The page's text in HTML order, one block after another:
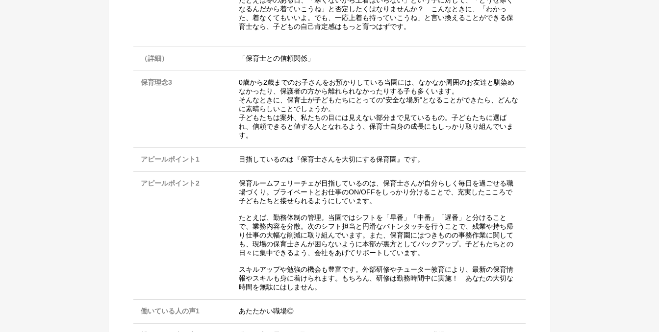
なるんだから着ていこうね」と否定したくはなりませんか？ こんなときに、「わかっ
た、着なくてもいいよ。でも、一応上着も持っていこうね」と言い換えることができる保
育士なら、子どもの自己肯定感はもっと育つはずです。
（詳細） 「保育士との信頼関係」
保育理念3
0歳から2歳までのお子さんをお預かりしている当園には、なかなか周囲のお友達と馴染め
なかったり、保護者の方から離れられなかったりする子も多くいます。
そんなときに、保育士が子どもたちにとっての“安全な場所”となることができたら、どんな
に素晴らしいことでしょうか。
子どもたちは案外、私たちの目には見えない部分まで見ているもの。子どもたちに選ば
れ、信頼できると値する人となれるよう、保育士自身の成長にもしっかり取り組んでいま
す。
アピールポイント1 目指しているのは『保育士さんを大切にする保育園』です。
アピールポイント2
保育ルームフェリーチェが目指しているのは、保育士さんが自分らしく毎日を過ごせる職
場づくり。プライベートとお仕事のON/OFFをしっかり分けることで、充実したこころで
子どもたちと接せられるようにしています。
たとえば、勤務体制の管理。当園ではシフトを「早番」「中番」「遅番」と分けること
で、業務内容を分散。次のシフト担当と円滑なバトンタッチを行うことで、残業や持ち帰
り仕事の大幅な削減に取り組んでいます。また、保育園にはつきものの事務作業に関して
も、現場の保育士さんが困らないように本部が裏方としてバックアップ。子どもたちとの
日々に集中できるよう、会社をあげてサポートしています。
スキルアップや勉強の機会も豊富です。外部研修やチューター教育により、最新の保育情
報やスキルも身に着けられます。もちろん、研修は勤務時間中に実施！ あなたの大切な
時間を無駄にはしません。
働いている人の声1 あたたかい職場◎